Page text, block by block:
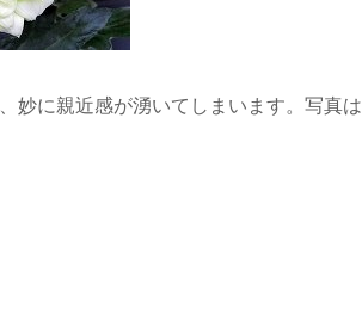
妙に親近感が湧いてしまいます。写真は